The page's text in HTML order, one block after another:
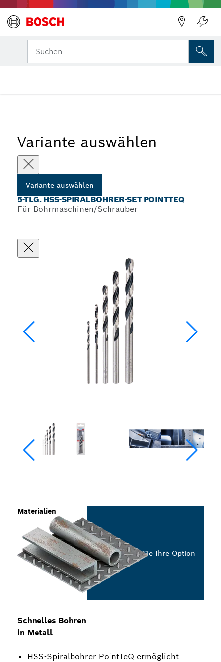
Suchen
Variante auswählen
Variante auswählen
5-TLG. HSS-SPIRALBOHRER-SET POINTTEQ
Für Bohrmaschinen/Schrauber
Schnelles Bohren
in Metall
HSS-Spiralbohrer PointTeQ ermöglicht
Materialien
Wählen Sie Ihre Option
DEINE AUSGEWÄHLTE VARIANTE
5-tlg. HSS-Spiralbohrer-Set PointTeQ